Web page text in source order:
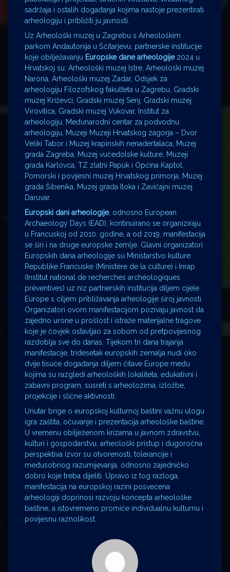
sadržaja i ostalih događanja kojima nastoje prezentirati
arheologiju i približiti ju javnosti.
Uz Arheološki muzej u Zagrebu s Arheološkim
parkom Andautonija u Ščitarjevu, partnerske institucije
koje obilježavanju Europske dane arheologije2024 u
Hrvatskoj su: Arheološki muzej Istre, Arheološki muzej
Narona, Arheološki muzej Zadar, Odsjek za
arheologiju Filozofskog fakulteta u Zagrebu, Gradski
muzej Križevci, Gradski muzej Senj, Gradski muzej
Virovitica, Gradski muzej Vukovar, Institut za
arheologiju, Međunarodni centar za podvodnu
arheologiju, Muzeji Muzeji Hrvatskog zagorja – Dvor
Veliki Tabor i Muzej krapinskih nenadertalaca, Muzej
grada Zagreba, Muzej vučedolske kulture, Muzeji
grada Karlovca, TZ zlatni Papuk i Općina Kaptol,
Pomorski i povijesni muzej Hrvatskog primorja, Muzej
grada Šibenika, Muzej grada Iloka i Zavičajni muzej
Daruvar.
Europski dani arheologije, odnosno European
Archaeology Days (EAD), kontinuirano se organiziraju
u Francuskoj od 2010. godine, a od 2019. manifestacija
se širi i na druge europske zemlje. Glavni organizatori
Europskih dana arheologije su Ministarstvo kulture
Republike Francuske (Ministère de la culture) i Inrap
(Institut national de recherches archéologiques
préventives) uz niz partnerskih institucija diljem cijele
Europe s ciljem približavanja arheologije široj javnosti.
Organizatori ovom manifestacijom pozivaju javnost da
zajedno urone u prošlost i istraže materijalne tragove
koje je čovjek ostavljao za sobom od pretpovijesnog
razdoblja sve do danas. Tijekom tri dana trajanja
manifestacije, tridesetak europskih zemalja nudi oko
dvije tisuće događanja diljem čitave Europe među
kojima su razgledi arheoloških lokaliteta, edukativni i
zabavni program, susreti s arheolozima, izložbe,
projekcije i slične aktivnosti.
Unutar brige o europskoj kulturnoj baštini važnu ulogu
igra zaštita, očuvanje i prezentacija arheološke baštine.
U vremenu obilježenom krizama u javnom zdravstvu,
kulturi i gospodarstvu, arheološki pristup i dugoročna
perspektiva izvor su otvorenosti, tolerancije i
međusobnog razumijevanja, odnosno zajedničko
dobro koje treba dijeliti. Upravo iz tog razloga,
manifestacija na europskoj razini posvećena
arheologiji doprinosi razvoju koncepta arheološke
baštine, a istovremeno promiče individualnu kulturnu i
povijesnu raznolikost.